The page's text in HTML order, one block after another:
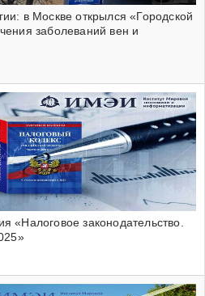
в Москве открылся «Городской
заболеваний вен и
«Налоговое законодательство.